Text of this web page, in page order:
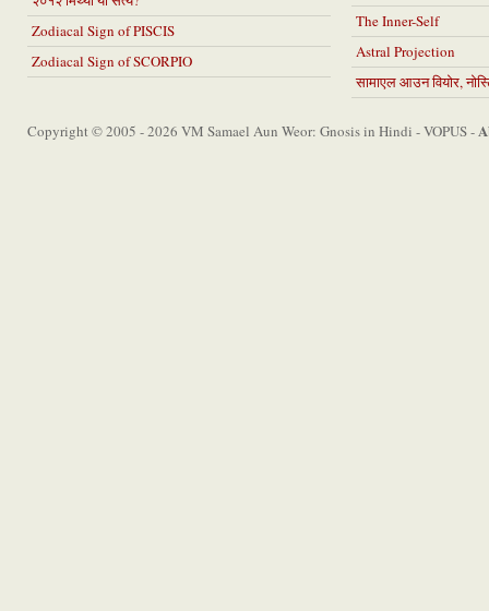
Zodiacal Sign of PISCIS
Zodiacal Sign of SCORPIO
The Inner-Self
Astral Projection
सामाएल आउन वियोर,
Copyright © 2005 - 2026 VM Samael Aun Weor: Gnosis in Hindi - VOPUS -